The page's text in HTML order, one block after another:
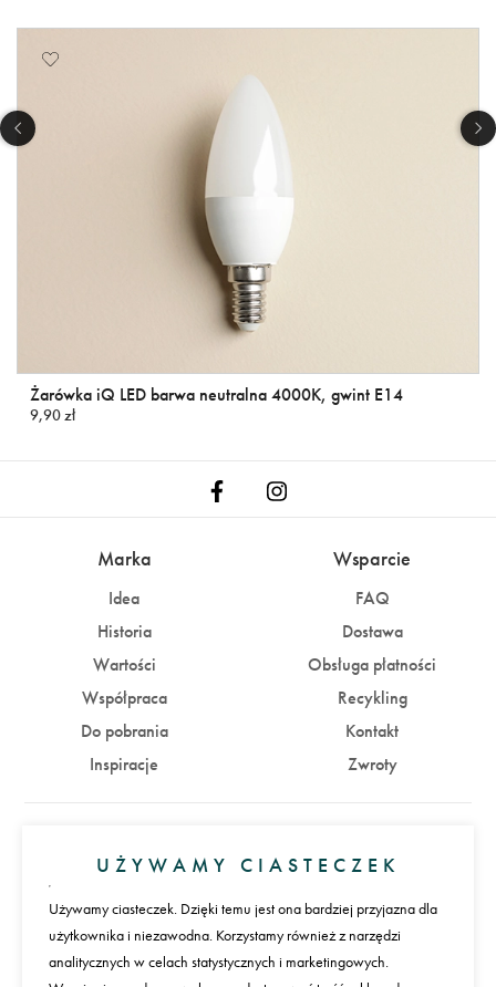
Żarówka iQ LED barwa neutralna 4000K, gwint E14
9,90 zł
Marka
Idea
Historia
Wartości
Współpraca
Do pobrania
Inspiracje
Wsparcie
FAQ
Dostawa
Obsługa płatności
Recykling
Kontakt
Zwroty
Zaloguj się Załóż konto
Płatności
UŻYWAMY CIASTECZEK
Używamy ciasteczek. Dzięki temu jest ona bardziej przyjazna dla
użytkownika i niezawodna. Korzystamy również z narzędzi
analitycznych w celach statystycznych i marketingowych.